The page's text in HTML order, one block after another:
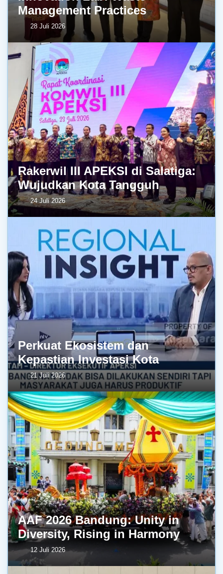
Management Practices
28 Juli 2026
Rakerwil III APEKSI di Salatiga:
Wujudkan Kota Tangguh
24 Juli 2026
Perkuat Ekosistem dan
Kepastian Investasi Kota
21 Juli 2026
AAF 2026 Bandung: Unity in
Diversity, Rising in Harmony
12 Juli 2026